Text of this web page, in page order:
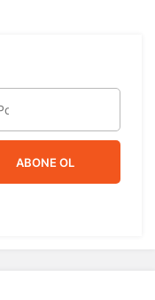
ABONE OL